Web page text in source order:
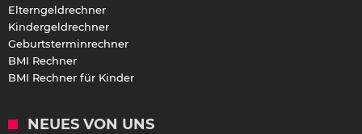
Elterngeldrechner
Kindergeldrechner
Geburtsterminrechner
BMI Rechner
BMI Rechner für Kinder
NEUES VON UNS